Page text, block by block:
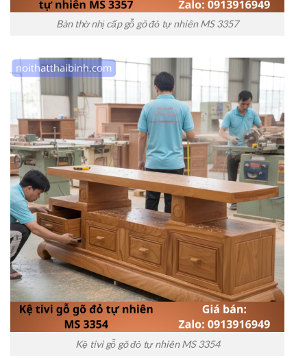
Bàn thờ nhị cấp gỗ gõ đỏ tự nhiên MS 3357
Kệ tivi gỗ gõ đỏ tự nhiên MS 3354